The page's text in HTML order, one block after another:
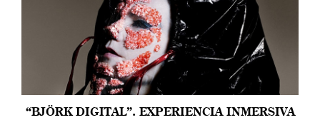
“BJÖRK DIGITAL”. EXPERIENCIA INMERSIVA